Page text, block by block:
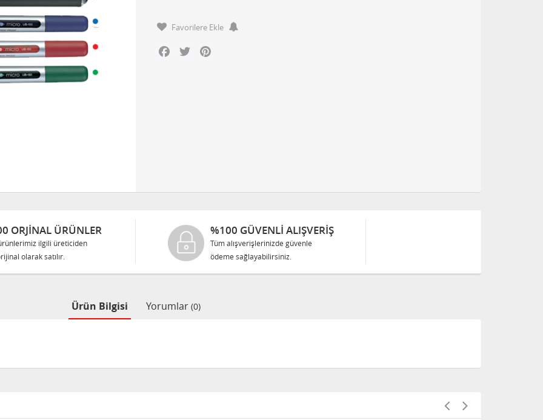
Favorilere Ekle
Facebook
Twitter
ORJINAL ÜRÜNLER
ilgili üreticiden
olarak satılır.
%100 GÜVENLİ ALIŞVERİŞ
Tüm alışverişlerinizde güvenle
ödeme sağlayabilirsiniz.
Ürün Bilgisi Yorumlar (0)